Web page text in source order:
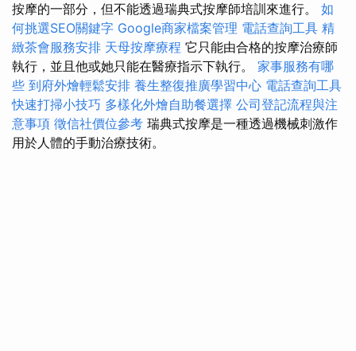
按摩的一部分，但不能透過瑞典式按摩師培訓來進行。 如
何挑選SEO關鍵字 Google商家檔案管理 電話查詢工具 精
緻茶會服務安排 天母按摩療程 它只能由合格的按摩治療師
執行，並且他或她只能在醫療指示下執行。 家事服務有哪
些 到府外燴輕鬆安排 養生整復推廣學習中心 電話查詢工具
快速打掃小技巧 多樣化外燴自助餐選擇 公司登記流程與注
意事項 徵信社價位參考 瑞典式按摩是一種透過機械刺激作
用於人體的手動治療技術。